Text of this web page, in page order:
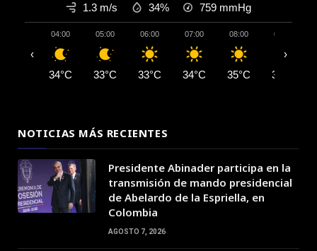
1.3 m/s 34% 759 mmHg
04:00
34°C
05:00
33°C
06:00
33°C
07:00
34°C
08:00
35°C
09:00
37°C
‹ ›
NOTICIAS MÁS RECIENTES
Presidente Abinader participa en la
transmisión de mando presidencial
de Abelardo de la Espriella, en
Colombia
AGOSTO 7, 2026